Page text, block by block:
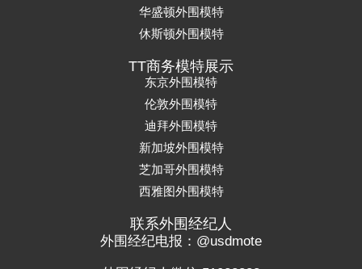
华盛顿外围模特
休斯顿外围模特
TT商务模特展示
东京外围模特
伦敦外围模特
迪拜外围模特
新加坡外围模特
芝加哥外围模特
西雅图外围模特
联系外围经纪人
外围经纪电报：@usdmote